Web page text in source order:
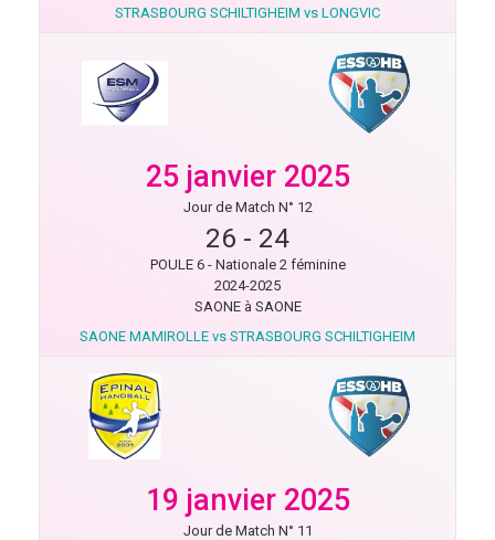
STRASBOURG SCHILTIGHEIM vs LONGVIC
25 janvier 2025
Jour de Match N° 12
26 - 24
POULE 6 - Nationale 2 féminine
2024-2025
SAONE à SAONE
SAONE MAMIROLLE vs STRASBOURG SCHILTIGHEIM
19 janvier 2025
Jour de Match N° 11